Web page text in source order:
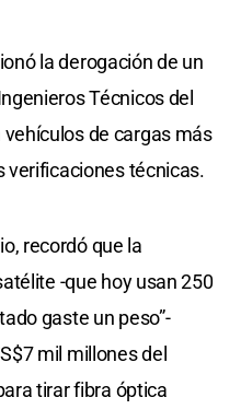
la derogación de un
Técnicos del
de cargas más
verificaciones técnicas.
recordó que la
-que hoy usan 250
gaste un peso”-
mil millones del
tirar fibra óptica